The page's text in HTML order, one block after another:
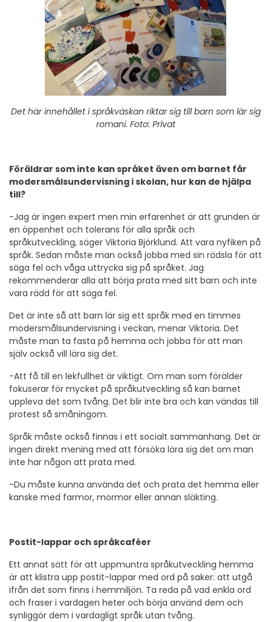
Det här innehållet i språkväskan riktar sig till barn som lär sig
romani. Foto: Privat
Föräldrar som inte kan språket även om barnet får
modersmålsundervisning i skolan, hur kan de hjälpa
till?
-Jag är ingen expert men min erfarenhet är att grunden är
en öppenhet och tolerans för alla språk och
språkutveckling, säger Viktoria Björklund. Att vara nyfiken på
språk. Sedan måste man också jobba med sin rädsla för att
säga fel och våga uttrycka sig på språket. Jag
rekommenderar alla att börja prata med sitt barn och inte
vara rädd för att säga fel.
Det är inte så att barn lär sig ett språk med en timmes
modersmålsundervisning i veckan, menar Viktoria. Det
måste man ta fasta på hemma och jobba för att man
själv också vill lära sig det.
-Att få till en lekfullhet är viktigt. Om man som förälder
fokuserar för mycket på språkutveckling så kan barnet
uppleva det som tvång. Det blir inte bra och kan vändas till
protest så småningom.
Språk måste också finnas i ett socialt sammanhang. Det är
ingen direkt mening med att försöka lära sig det om man
inte har någon att prata med.
-Du måste kunna använda det och prata det hemma eller
kanske med farmor, mormor eller annan släkting.
Postit-lappar och språkcaféer
Ett annat sätt för att uppmuntra språkutveckling hemma
är att klistra upp postit-lappar med ord på saker: att utgå
ifrån det som finns i hemmiljön. Ta reda på vad enkla ord
och fraser i vardagen heter och börja använd dem och
synliggör dem i vardagligt språk utan tvång.